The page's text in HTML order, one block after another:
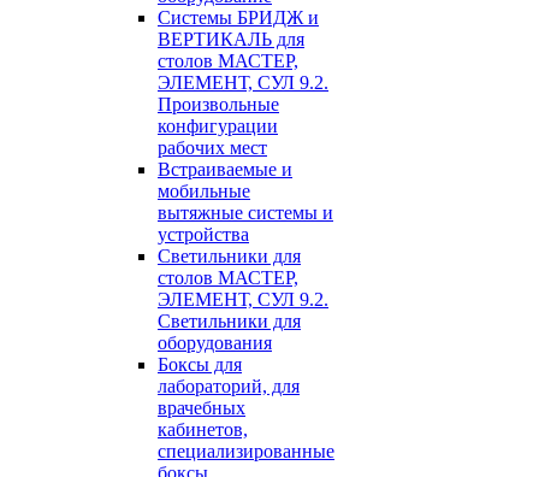
Системы БРИДЖ и
ВЕРТИКАЛЬ для
столов МАСТЕР,
ЭЛЕМЕНТ, СУЛ 9.2.
Произвольные
конфигурации
рабочих мест
Встраиваемые и
мобильные
вытяжные системы и
устройства
Светильники для
столов МАСТЕР,
ЭЛЕМЕНТ, СУЛ 9.2.
Светильники для
оборудования
Боксы для
лабораторий, для
врачебных
кабинетов,
специализированные
боксы